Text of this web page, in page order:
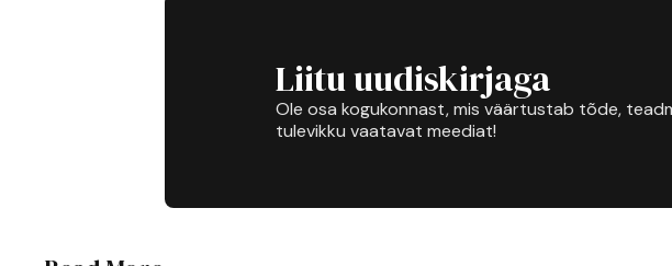
Liitu uudiskirjaga
Ole osa kogukonnast, mis väärtustab tõde,
tulevikku vaatavat meediat!